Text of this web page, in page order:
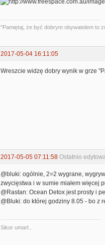
"Pamiętaj, że być dobrym obywatelem to
2017-05-04 16:11:05
Wreszcie widzę dobry wynik w grze
2017-05-05 07:11:58 Ostatnio
@bluki: ogólnie, 2=2 wygrane,
zwycięstwa i w sumie miałem więcej
@Rastan: Ocean Detox jest prosty i
@Bluki: do której godziny 8.05 - bo z
Sikor umarł...